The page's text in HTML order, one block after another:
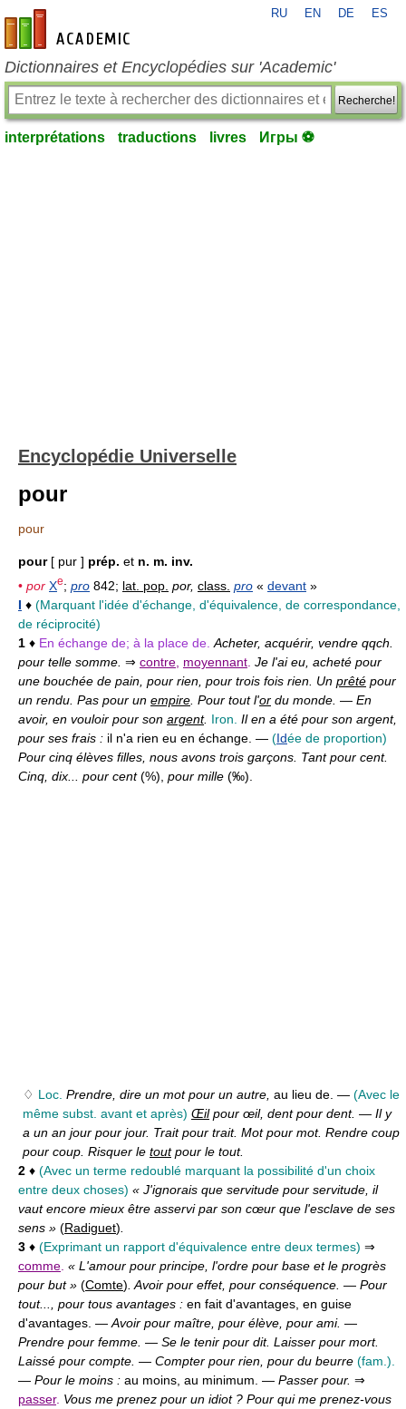
fr-academic.com
RU EN DE ES
Dictionnaires et Encyclopédies sur 'Academic'
Recherche!
interprétations traductions livres Игры ⚽
Encyclopédie Universelle
pour
pour
pour[ pur ] prép. et n. m. inv.
• por Xe; pro 842; lat. pop. por, class. pro « devant »
I ♦ (Marquant l'idée d'échange, d'équivalence, de correspondance,
de réciprocité)
1 ♦ En échange de; à la place de. Acheter, acquérir, vendre qqch.
pour telle somme. ⇒ contre moyennant Je l'ai eu, acheté pour
une bouchée de pain, pour rien, pour trois fois rien. Un prêté pour
un rendu. Pas pour un empire . Pour tout l'or du monde. — En
avoir, en vouloir pour son argent. Iron. Il en a été pour son argent,
pour ses frais : il n'a rien eu en échange. — (Idée de proportion)
Pour cinq élèves filles, nous avons trois garçons. Tant pour cent.
Cinq, dix... pour cent(%), pour mille (‰).
♢ Loc. Prendre, dire un mot pour un autre, au lieu de. — (Avec le
même subst. avant et après) Œilpour œil, dent pour dent. — Il y
a un an jour pour jour. Trait pour trait. Mot pour mot. Rendre coup
pour coup. Risquer le toutpour le tout.
2 ♦ (Avec un terme redoublé marquant la possibilité d'un choix
entre deux choses) « J'ignorais que servitude pour servitude, il
vaut encore mieux être asservi par son cœur que l'esclave de ses
sens » (Radiguet)
3 ♦ (Exprimant un rapport d'équivalence entre deux termes) ⇒
comme « L'amour pour principe, l'ordre pour base et le progrès
pour but » (Comte) . Avoir pour effet, pour conséquence. — Pour
tout..., pour tous avantages : en fait d'avantages, en guise
d'avantages. — Avoir pour maître, pour élève, pour ami. —
Prendre pour femme. — Se le tenir pour dit. Laisser pour mort.
Laissé pour compte. — Compter pour rien, pour du beurre (fam.).
— Pour le moins : au moins, au minimum. — Passer pour. ⇒
passer. Vous me prenez pour un idiot ? Pour qui me prenez-vous